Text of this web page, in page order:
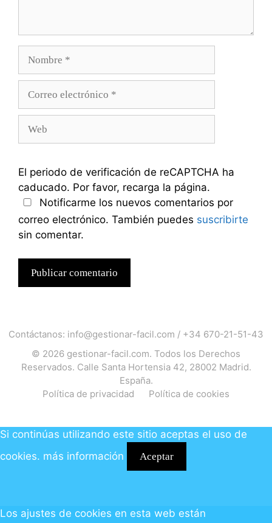
El periodo de verificación de reCAPTCHA ha
caducado. Por favor, recarga la página.
Notificarme los nuevos comentarios por
correo electrónico. También puedes suscribirte
sin comentar.
Contáctanos: info@gestionar-facil.com / +34 670-21-51-43
© 2026 gestionar-facil.com. Todos los Derechos
Reservados. Calle Santa Hortensia 42, 28002 Madrid.
España.
Política de privacidad
Política de cookies
Si continúas utilizando este sitio aceptas el uso de
cookies. más información Aceptar
Los ajustes de cookies en esta web están